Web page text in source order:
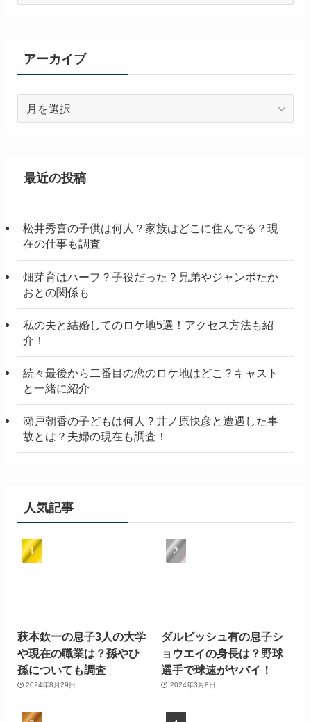
ーアーカイブ
ブ
最近の投稿
松井秀喜の子供は何人？家族はどこに住んでる？現
在の仕事も調査
畑芽育はハーフ？子役だった？兄弟やジャンボたか
おとの関係も
私の夫と結婚してのロケ地5選！アクセス方法も紹
介！
続々最後から二番目の恋のロケ地はどこ？キャスト
と一緒に紹介
瀬戸朝香の子どもは何人？井ノ原快彦と遭遇した事
故とは？夫婦の現在も調査！
人気記事
萩本欽一の息子3人の大学
や現在の職業は？孫やひ
孫についても調査
2024年8月29日
ダルビッシュ有の息子シ
ョウエイの身長は？野球
選手で球速がヤバイ！
2024年3月8日